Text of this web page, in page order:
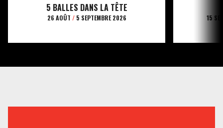
5 BALLES DANS LA TÊTE
26 AOÛT /5 SEPTEMBRE 2026 15